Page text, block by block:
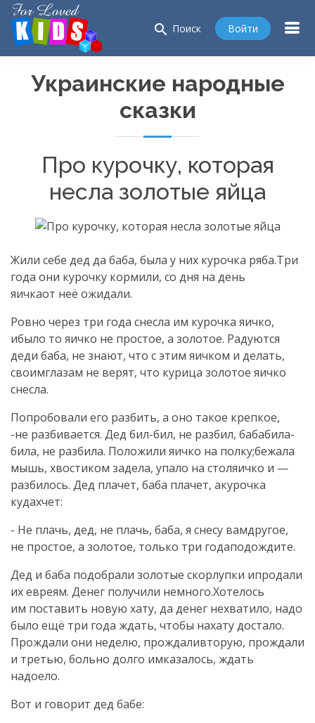
search Поиск Войти
Украинские народные
сказки
Про курочку, которая
несла золотые яйца
Жили себе дед да баба, была у них курочка ряба.Три
года они курочку кормили, со дня на день
яичкаот неё ожидали.
Ровно через три года снесла им курочка яичко,
ибыло то яичко не простое, а золотое. Радуются
деди баба, не знают, что с этим яичком и делать,
своимглазам не верят, что курица золотое яичко
снесла.
Попробовали его разбить, а оно такое крепкое,
-не разбивается. Дед бил-бил, не разбил, бабабила-
била, не разбила. Положили яичко на полку;бежала
мышь, хвостиком задела, упало на столяичко и —
разбилось. Дед плачет, баба плачет, акурочка
кудахчет:
- Не плачь, дед, не плачь, баба, я снесу вамдругое,
не простое, а золотое, только три годаподождите.
Дед и баба подобрали золотые скорлупки ипродали
их евреям. Денег получили немного.Хотелось
им поставить новую хату, да денег нехватило, надо
было ещё три года ждать, чтобы нахату достало.
Прождали они неделю, прождаливторую, прождали
и третью, больно долго имказалось, ждать
надоело.
Вот и говорит дед бабе: